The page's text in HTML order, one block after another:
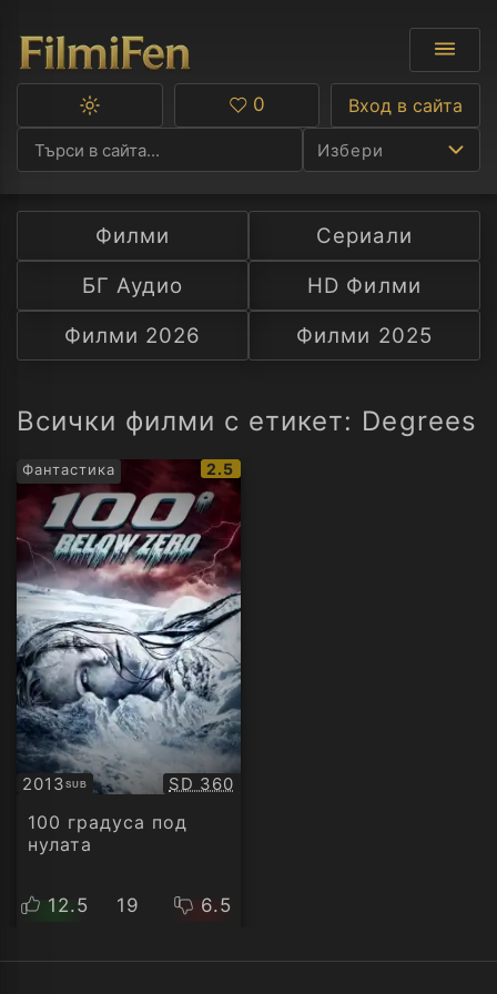
Избери
Ф
С
А
Превключване
тъмна
тема
Любими
0 Вход в сайта
Филми
Сериали
БГ Аудио
HD Филми
Филми 2026
Филми 2025
Всички филми с етикет: Degrees
Фантастика
IMDb
рейтинг:
2.5
2013SUB
Субтитри Качество:
SD 360
100 градуса под
нулата
12.5 19 6.5